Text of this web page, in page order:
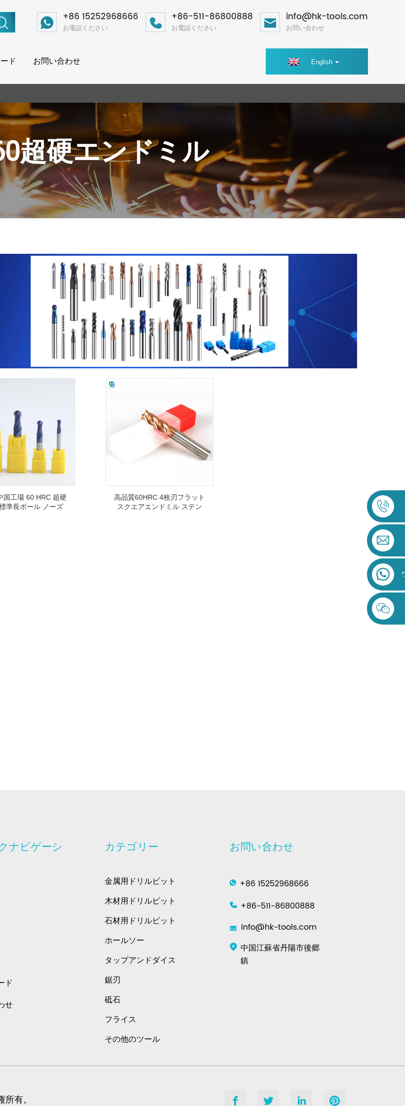
+86 15252968666
お電話ください
+86-511-86800888
お電話ください
info@hk-tools.com
お問い合わせ
ド お問い合わせ English
超硬エンドミル
国工場 60 HRC 超硬
準長ボール ノーズ
高品質60HRC 4枚刃フラット
スクエアエンドミル ステン
ナビゲーシ
ド
せ
カテゴリー
金属用ドリルビット
木材用ドリルビット
石材用ドリルビット
ホールソー
タップアンドダイス
鋸刃
砥石
フライス
その他のツール
お問い合わせ
+86 15252968666
+86-511-86800888
info@hk-tools.com
中国江蘇省丹陽市後郷
鎮
有。